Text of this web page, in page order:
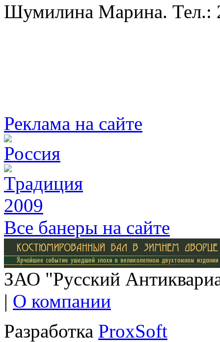
Шумилина Марина. Тел.:
Реклама на сайте
Все банеры на сайте
ЗАО "Русский
| О компании
Разработка ProxSoft